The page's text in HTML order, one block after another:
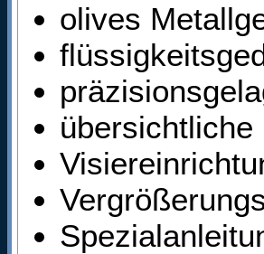
olives
übersichtliche